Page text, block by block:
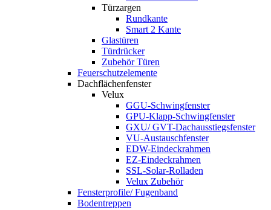
Türzargen
Rundkante
Smart 2 Kante
Glastüren
Türdrücker
Zubehör Türen
Feuerschutzelemente
Dachflächenfenster
Velux
GGU-Schwingfenster
GPU-Klapp-Schwingfenster
GXU/ GVT-Dachausstiegsfenster
VU-Austauschfenster
EDW-Eindeckrahmen
EZ-Eindeckrahmen
SSL-Solar-Rolladen
Velux Zubehör
Fensterprofile/ Fugenband
Bodentreppen